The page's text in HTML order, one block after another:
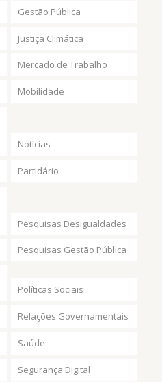
Gestão Pública
Justiça Climática
Mercado de Trabalho
Mobilidade
Notícias
Partidário
Pesquisas Desigualdades
Pesquisas Gestão Pública
Políticas Sociais
Relações Governamentais
Saúde
Segurança Digital